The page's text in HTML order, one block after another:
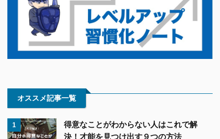
オススメ記事一覧
1
得意なことがわからない人はこれで解
決！才能を見つけ出す９つの方法